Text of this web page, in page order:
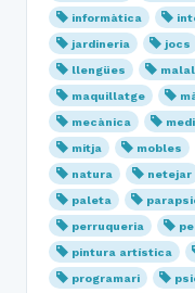
informàtica
jardineria
jocs
llengües
maquillatge
mecànica
mitja
mobles
natura
netejar
paleta
perruqueria
pintura artística
programari